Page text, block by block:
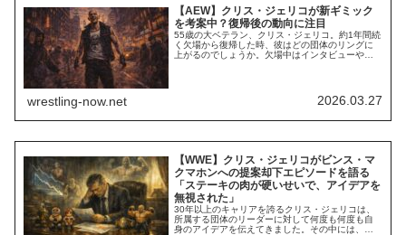
【AEW】クリス・ジェリコが新ギミック
を考案中？復帰後の動向に注目
55歳の大ベテラン、クリス・ジェリコ。約1年間続
く欠場から復帰した時、彼はどの団体のリングに
上がるのでしょうか。欠場中はインタビューや自
ラーとした暴れる姿を見たいところ。2026年初に
wrestling-now.net 2026.03.27
【WWE】クリス・ジェリコがビンス・マ
クマホンへの提案却下エピソードを語る
「ステーキの肉が硬いせいで、アイデアを
無視された」
30年以上のキャリアを誇るクリス・ジェリコは、
所属する団体のリーダーに対して何度も何度も自
身のアイデアを伝えてきました。その中には、実